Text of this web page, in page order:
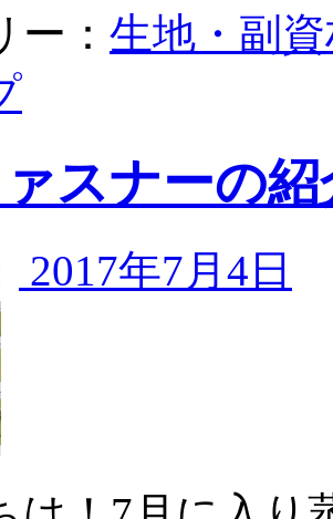
ー： 生地・副
スナーの紹
2017年7月4日